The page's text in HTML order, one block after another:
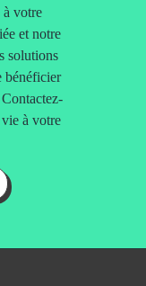
à votre
et notre
solutions
bénéficier
à votre